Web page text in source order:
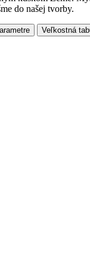
do našej tvorby.
Veľkostná